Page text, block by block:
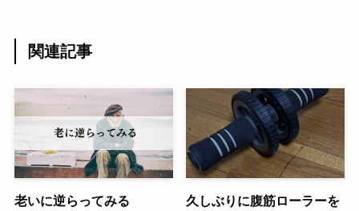
関連記事
老いに逆らってみる
久しぶりに腹筋ローラーを